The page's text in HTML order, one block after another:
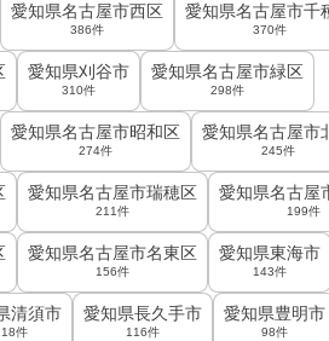
愛知県名古屋市西区
386件
愛知県名古屋市千
370件
愛知県刈谷市
310件
愛知県名古屋市緑区
298件
愛知県名古屋市昭和区
274件
愛知県名古屋市
245件
愛知県名古屋市瑞穂区
211件
愛知県名古屋
199件
愛知県名古屋市名東区
156件
愛知県東海市
143件
清須市
件
愛知県長久手市
116件
愛知県豊明市
98件